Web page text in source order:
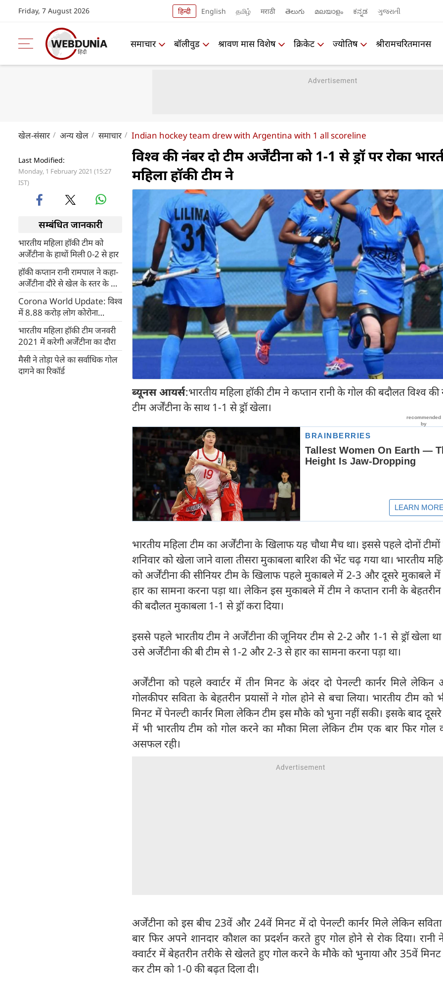
Friday, 7 August 2026 हिन्दी English தமிழ் मराठी తెలుగు മലയാളം ಕನ್ನಡ ગુજરાતી
समाचार बॉलीवुड श्रावण मास विशेष क्रिकेट ज्योतिष श्रीरामचरितमानस
खेल-संसार अन्य खेल समाचार Indian hockey team drew with Argentina with 1 all scoreline
Last Modified:
Monday, 1 February 2021 (15:27
IST)
सम्बंधित जानकारी
भारतीय महिला हॉकी टीम को
अर्जेंटीना के हाथों मिली 0-2 से हार
हॉकी कप्तान रानी रामपाल ने कहा-
अर्जेंटीना दौरे से खेल के स्तर के बारे
में पता चलेगा...
Corona World Update: विश्व
में 8.88 करोड़ लोग कोरोना
संक्रमित, 19.13 लाख काल-
कवलित
भारतीय महिला हॉकी टीम जनवरी
2021 में करेगी अर्जेंटीना का दौरा
मैसी ने तोड़ा पेले का सर्वाधिक गोल
दागने का रिकॉर्ड
विश्व की नंबर दो टीम अर्जेंटीना को 1-1 से ड्रॉ पर रोका
महिला हॉकी टीम ने
ब्यूनस आयर्स:भारतीय महिला हॉकी टीम ने कप्तान रानी के गोल की बदौलत विश्व की
टीम अर्जेंटीना के साथ 1-1 से ड्रॉ खेला।
भारतीय महिला टीम का अर्जेंटीना के खिलाफ यह चौथा मैच था। इससे पहले दोनों
शनिवार को खेला जाने वाला तीसरा मुकाबला बारिश की भेंट चढ़ गया था। भारतीय
को अर्जेंटीना की सीनियर टीम के खिलाफ पहले मुकाबले में 2-3 और दूसरे मुकाबले
हार का सामना करना पड़ा था। लेकिन इस मुकाबले में टीम ने कप्तान रानी के बेहतरीन
की बदौलत मुकाबला 1-1 से ड्रॉ करा दिया।
इससे पहले भारतीय टीम ने अर्जेंटीना की जूनियर टीम से 2-2 और 1-1 से ड्रॉ खेला
उसे अर्जेंटीना की बी टीम से 1-2 और 2-3 से हार का सामना करना पड़ा था।
अर्जेंटीना को पहले क्वार्टर में तीन मिनट के अंदर दो पेनल्टी कार्नर मिले लेकिन
गोलकीपर सविता के बेहतरीन प्रयासों ने गोल होने से बचा लिया। भारतीय टीम को
मिनट में पेनल्टी कार्नर मिला लेकिन टीम इस मौके को भुना नहीं सकी। इसके बाद दूसरे
में भी भारतीय टीम को गोल करने का मौका मिला लेकिन टीम एक बार फिर
असफल रही।
अर्जेंटीना को इस बीच 23वें और 24वें मिनट में दो पेनल्टी कार्नर मिले लेकिन
बार फिर अपने शानदार कौशल का प्रदर्शन करते हुए गोल होने से रोक दिया। रानी
क्वार्टर में बेहतरीन तरीके से खेलते हुए गोल करने के मौके को भुनाया और 35वें
कर टीम को 1-0 की बढ़त दिला दी।